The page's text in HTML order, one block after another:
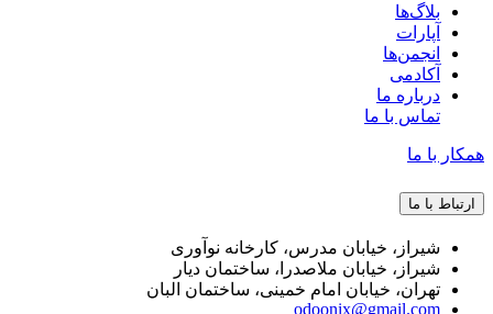
بلاگ‌ها
آپارات
انجمن‌ها
آکادمی
درباره ما
تماس با ما
همکار با ما
ارتباط با ما
شیراز، خیابان مدرس، کارخانه نوآوری
شیراز، خیابان ملاصدرا، ساختمان دیار
تهران، خیابان امام خمینی، ساختمان البان
odoonix@gmail.com